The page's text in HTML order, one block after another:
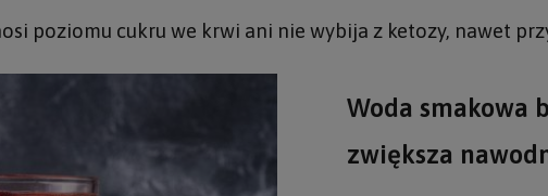
poziomu cukru we krwi ani nie wybija z ketozy, nawet
Woda smakowa
zwiększa